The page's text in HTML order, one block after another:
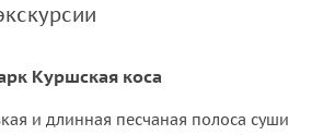
Куршская коса
и длинная песчаная полоса суши